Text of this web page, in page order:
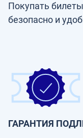
Покупать
безопасно и
ГАРАНТИЯ